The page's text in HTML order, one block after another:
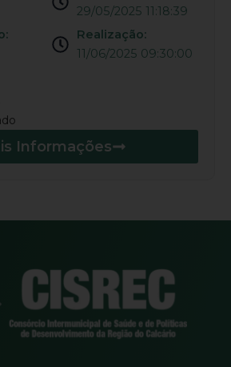
29/05/2025 11:18:39
Realização:
11/06/2025 09:30:00
Informações